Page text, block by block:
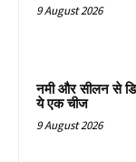
9 August 2026
नमी और सीलन से
ये एक चीज
9 August 2026